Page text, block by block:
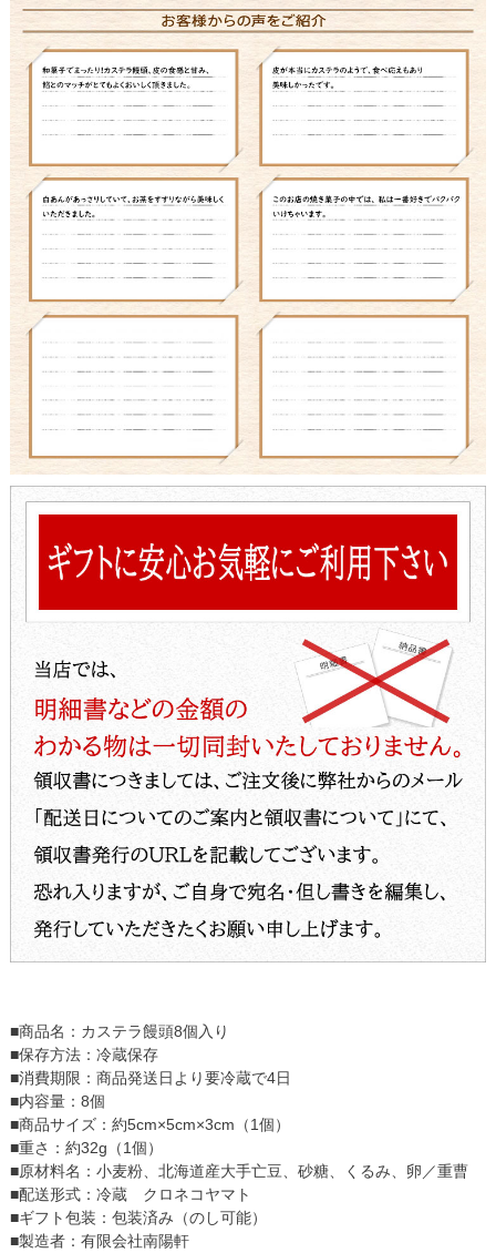
■商品名：カステラ饅頭8個入り
■保存方法：冷蔵保存
■消費期限：商品発送日より要冷蔵で4日
■内容量：8個
■商品サイズ：約5cm×5cm×3cm（1個）
■重さ：約32g（1個）
■原材料名：小麦粉、北海道産大手亡豆、砂糖、くるみ、卵／重曹
■配送形式：冷蔵 クロネコヤマト
■ギフト包装：包装済み（のし可能）
■製造者：有限会社南陽軒